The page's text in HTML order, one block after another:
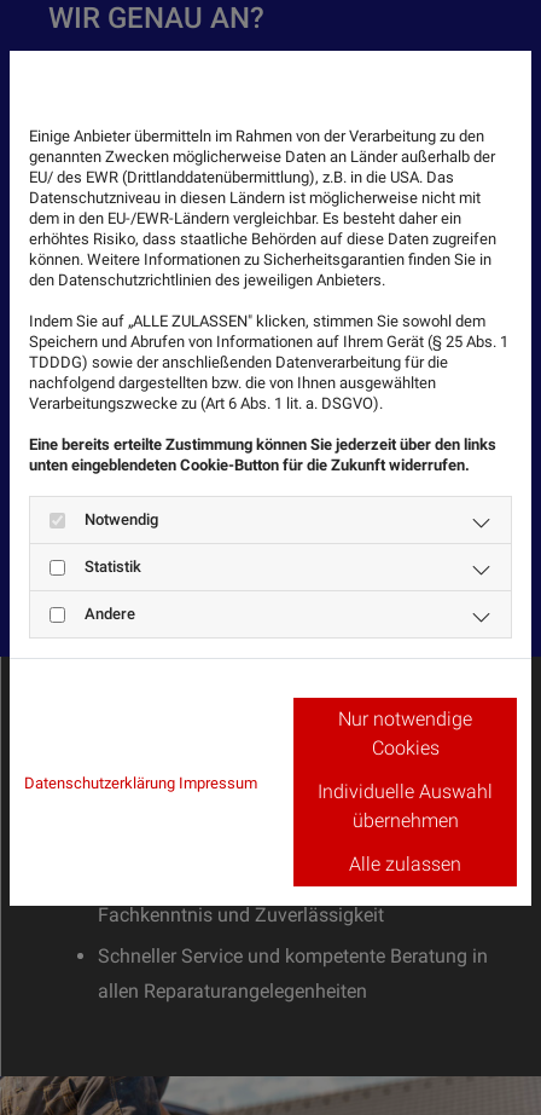
WIR GENAU AN?
folgenden Bereichen für Sie da:
Sturmschäden
Ersetzung von abgefallenen Dachziegeln
Dachrinnenreinigung
Defekte Regenrinnen und Abflussrohre
Schäden an Gauben
Vor der Reparatur begutachten wir den Schaden
ganz genau und erstellen für Sie ein unverbindliches
Angebot. Darüber hinaus sind wir für Sie da, wenn
Sie regelmäßige Wartungsarbeiten und -kontrollen
durch uns durchführen lassen möchten.
Diese Vorteile der Sven Ehrhardt GmbH
Qualifizierter Meisterbetrieb im Bereich
Langjährige Erfahrung seit 1995 nebst
Fachkenntnis und Zuverlässigkeit
Schneller Service und kompetente Beratung in
allen Reparaturangelegenheiten
Einige Anbieter übermitteln im Rahmen von der Verarbeitung zu den
genannten Zwecken möglicherweise Daten an Länder außerhalb der
EU/ des EWR (Drittlanddatenübermittlung), z.B. in die USA. Das
Datenschutzniveau in diesen Ländern ist möglicherweise nicht mit
dem in den EU-/EWR-Ländern vergleichbar. Es besteht daher ein
erhöhtes Risiko, dass staatliche Behörden auf diese Daten zugreifen
können. Weitere Informationen zu Sicherheitsgarantien finden Sie in
den Datenschutzrichtlinien des jeweiligen Anbieters.
Indem Sie auf „ALLE ZULASSEN" klicken, stimmen Sie sowohl dem
Speichern und Abrufen von Informationen auf Ihrem Gerät (§ 25 Abs. 1
TDDDG) sowie der anschließenden Datenverarbeitung für die
nachfolgend dargestellten bzw. die von Ihnen ausgewählten
Verarbeitungszwecke zu (Art 6 Abs. 1 lit. a. DSGVO).
Eine bereits erteilte Zustimmung können Sie jederzeit über den links
unten eingeblendeten Cookie-Button für die Zukunft widerrufen.
Notwendig
Statistik
Andere
Datenschutzerklärung Impressum
Nur notwendige
Cookies
Individuelle Auswahl
übernehmen
Alle zulassen